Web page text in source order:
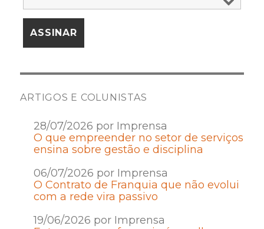
ARTIGOS E COLUNISTAS
28/07/2026 por Imprensa
O que empreender no setor de serviços
ensina sobre gestão e disciplina
06/07/2026 por Imprensa
O Contrato de Franquia que não evolui
com a rede vira passivo
19/06/2026 por Imprensa